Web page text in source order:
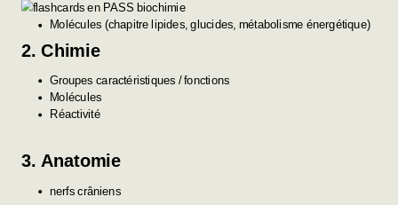
Molécules (chapitre lipides, glucides, métabolisme énergétique)
2.Chimie
Groupes caractéristiques / fonctions
Molécules
Réactivité
3. Anatomie
nerfs crâniens